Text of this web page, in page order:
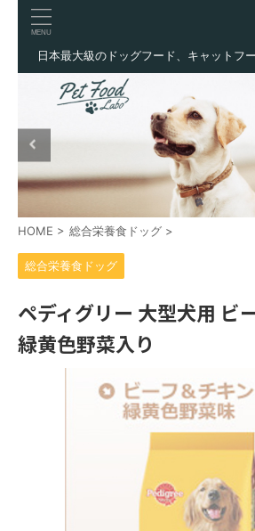
日本最大級のドッグフード、キャットフ
HOME > 総合栄養食ドッグ >
総合栄養食ドッグ
ペディグリー 大型犬用 ビ
緑黄色野菜入り